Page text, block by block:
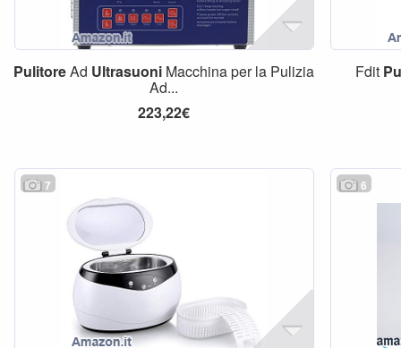
PulitoreAd Ultrasuoni Macchina per la Pulizia
Ad...
223,22€
Fdit
7 6